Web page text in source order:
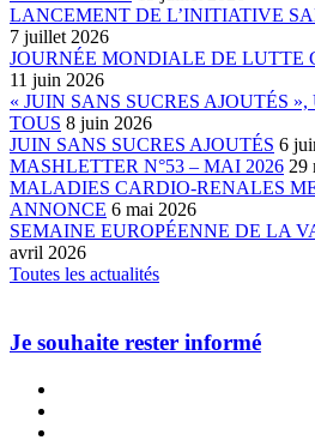
LANCEMENT DE L’INITIATIVE
7 juillet 2026
JOURNÉE MONDIALE DE LUTTE
11 juin 2026
« JUIN SANS SUCRES AJOUTÉS
TOUS 8 juin 2026
JUIN SANS SUCRES AJOUTÉS 6
MASHLETTER N°53 – MAI 2026 29
MALADIES CARDIO-RENALES
ANNONCE 6 mai 2026
SEMAINE EUROPÉENNE DE LA
avril 2026
Toutes les actualités
Je souhaite rester informé